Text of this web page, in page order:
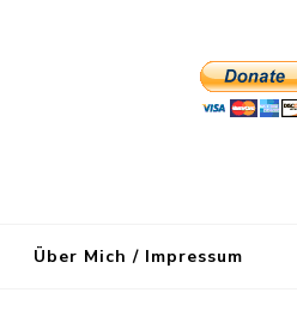
Über Mich / Impressum